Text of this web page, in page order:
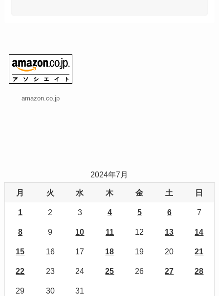
amazon.co.jp
2024年7月
月 火 水 木 金 土 日
1 2 3 4 5 6 7
8 9 10 11 12 13 14
15 16 17 18 19 20 21
22 23 24 25 26 27 28
29 30 31